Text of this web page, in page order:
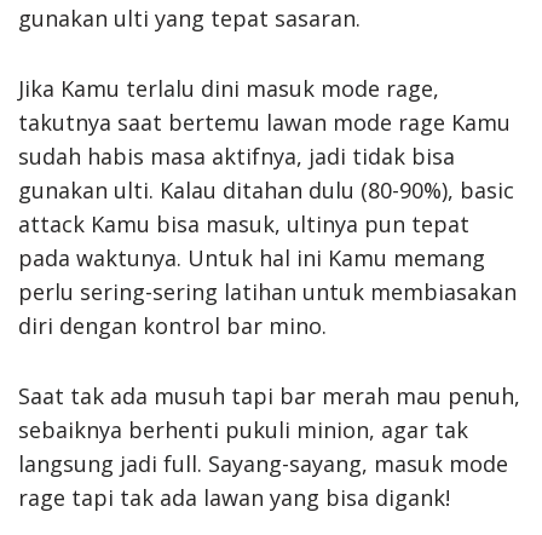
gunakan ulti yang tepat sasaran.
Jika Kamu terlalu dini masuk mode rage,
takutnya saat bertemu lawan mode rage Kamu
sudah habis masa aktifnya, jadi tidak bisa
gunakan ulti. Kalau ditahan dulu (80-90%), basic
attack Kamu bisa masuk, ultinya pun tepat
pada waktunya. Untuk hal ini Kamu memang
perlu sering-sering latihan untuk membiasakan
diri dengan kontrol bar mino.
Saat tak ada musuh tapi bar merah mau penuh,
sebaiknya berhenti pukuli minion, agar tak
langsung jadi full. Sayang-sayang, masuk mode
rage tapi tak ada lawan yang bisa digank!